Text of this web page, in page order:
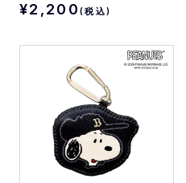
¥2,200 (税込)